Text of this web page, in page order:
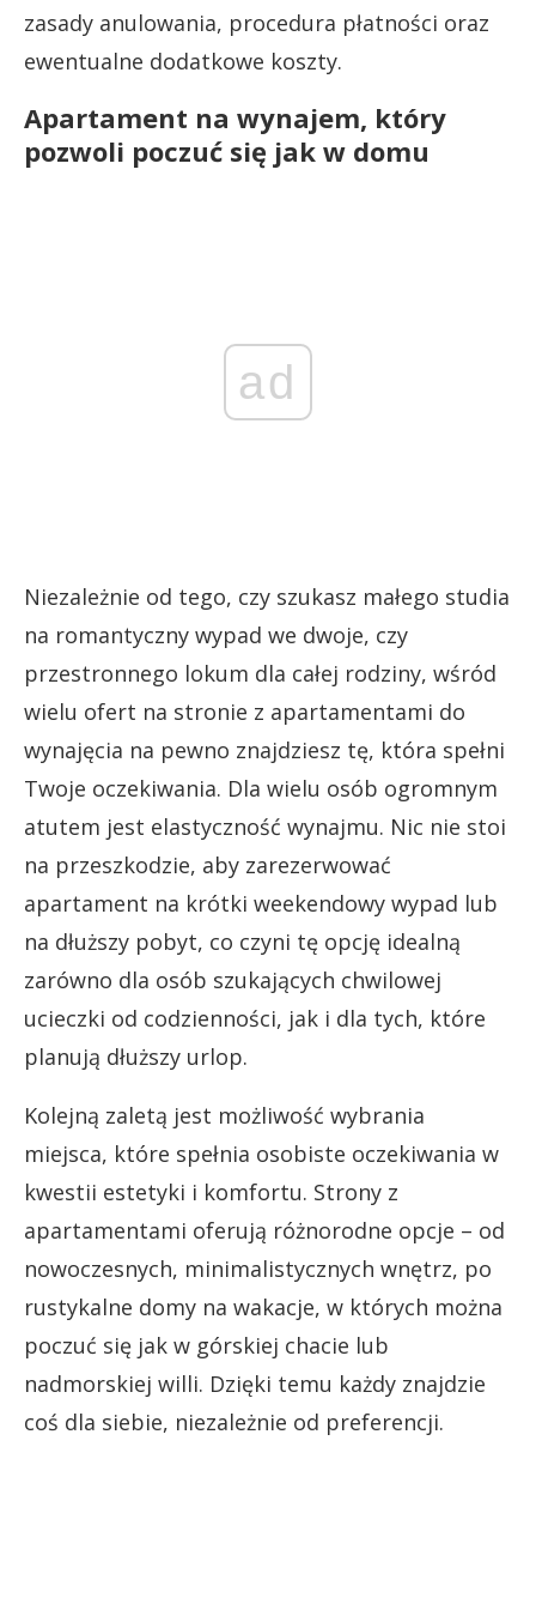
zasady anulowania, procedura płatności oraz
ewentualne dodatkowe koszty.
Apartament na wynajem, który
pozwoli poczuć się jak w domu
ad
Niezależnie od tego, czy szukasz małego studia
na romantyczny wypad we dwoje, czy
przestronnego lokum dla całej rodziny, wśród
wielu ofert na stronie z apartamentami do
wynajęcia na pewno znajdziesz tę, która spełni
Twoje oczekiwania. Dla wielu osób ogromnym
atutem jest elastyczność wynajmu. Nic nie stoi
na przeszkodzie, aby zarezerwować
apartament na krótki weekendowy wypad lub
na dłuższy pobyt, co czyni tę opcję idealną
zarówno dla osób szukających chwilowej
ucieczki od codzienności, jak i dla tych, które
planują dłuższy urlop.
Kolejną zaletą jest możliwość wybrania
miejsca, które spełnia osobiste oczekiwania w
kwestii estetyki i komfortu. Strony z
apartamentami oferują różnorodne opcje – od
nowoczesnych, minimalistycznych wnętrz, po
rustykalne domy na wakacje, w których można
poczuć się jak w górskiej chacie lub
nadmorskiej willi. Dzięki temu każdy znajdzie
coś dla siebie, niezależnie od preferencji.